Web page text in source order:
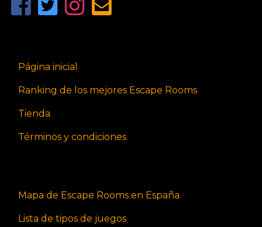
Página inicial
Ranking de los mejores Escape Rooms
Tienda
Términos y condiciones
Mapa de Escape Rooms en España
Lista de tipos de juegos